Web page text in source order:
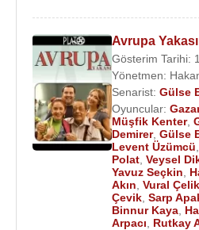
“Piramit” adlı - İki takımın
yarışma programında
Yıkılkanyarışmacı koçu
Ödülleri:
2009 - 23 Nisan 2009
Kadın Oyuncu Ödülü
1995 - Yarın Başka
Avrupa Yakası
Gösterim Tarihi:
Yönetmen:
Senarist: Gülse
Oyuncular:
Müşfik Kenter,
Demirer, Gülse
Levent Üzümcü
Polat Veysel
Yavuz Seçkin
Akın Vural Çelik
Çevik Sarp
Binnur Kaya
Arpacı
Rutkay